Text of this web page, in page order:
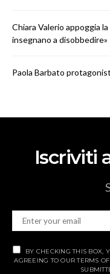
Chiara Valerio appoggia
insegnano a disobbedire»
Paola Barbato
Iscriviti
BY CHECKING THIS BOX,
AGREEING TO OUR TERMS